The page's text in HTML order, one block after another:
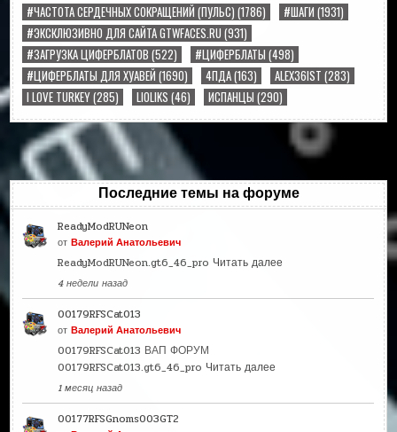
#ЧАСТОТА СЕРДЕЧНЫХ СОКРАЩЕНИЙ (ПУЛЬС) (1786) #ШАГИ (1931)
#ЭКСКЛЮЗИВНО ДЛЯ САЙТА GTWFACES.RU (931)
#ЗАГРУЗКА ЦИФЕРБЛАТОВ (522) #ЦИФЕРБЛАТЫ (498)
#ЦИФЕРБЛАТЫ ДЛЯ ХУАВЕЙ (1690) 4ПДА(163) ALEX36IST (283)
I LOVE TURKEY(285) LIOLIKS (46) ИСПАНЦЫ (290)
Последние темы на форуме
ReadyModRUNeon
отВалерий Анатольевич
ReadyModRUNeon.gt6_46_pro Читать далее
4 недели назад
00179RFSCat013
отВалерий Анатольевич
00179RFSCat013 ВАП ФОРУМ
00179RFSCat013.gt6_46_pro Читать далее
1 месяц назад
00177RFSGnoms003GT2